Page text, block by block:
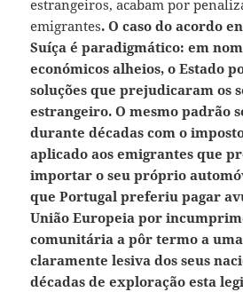
estrangeiros, acabam por
emigrantes. O caso do acordo
Suíça é paradigmático: em
económicos alheios, o Estado
soluções que prejudicaram os
estrangeiro. O mesmo padrão
durante décadas com o
aplicado aos emigrantes que
importar o seu próprio
que Portugal preferiu pagar
União Europeia por
comunitária a pôr termo a
claramente lesiva dos seus
décadas de exploração esta